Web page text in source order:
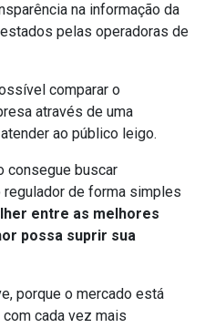
na informação da
pelas operadoras de
comparar o
através de uma
ao público leigo.
consegue buscar
de forma simples
entre as melhores
possa suprir sua
porque o mercado está
cada vez mais